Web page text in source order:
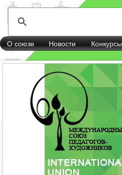
О союзе Новости Конкурсы